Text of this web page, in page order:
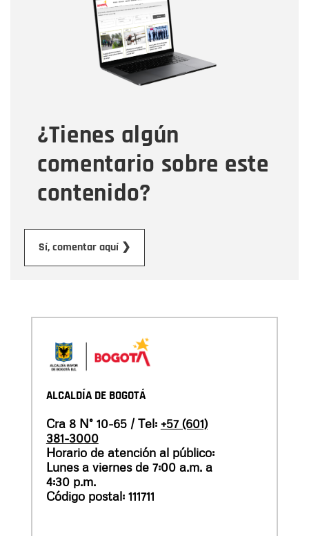
¿Tienes algún
comentario sobre este
contenido?
Sí, comentar aquí ❯
Correo electrónico
Tipo de comentario
Mensaje
ALCALDÍA DE BOGOTÁ
Cra 8 N° 10-65 / Tel: +57 (601)
381-3000
Horario de atención al público:
Lunes a viernes de 7:00 a.m. a
4:30 p.m.
Código postal: 111711